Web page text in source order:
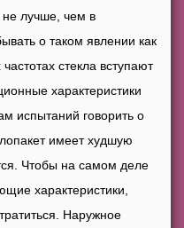
не лучше, чем в
о таком явлении как
стекла вступают
характеристики
испытаний говорить о
имеет худшую
Чтобы на самом деле
характеристики,
Наружное